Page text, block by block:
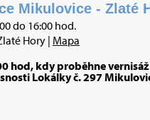
Mikulovice - Zlaté
do 16:00 hod.
Hory | Mapa
hod, kdy proběhne
Lokálky č. 297